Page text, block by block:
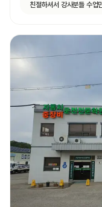
친절하셔서 강사분들 수업